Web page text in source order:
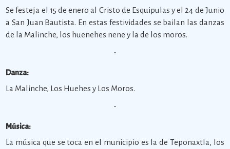
Se festeja el 15 de enero al Cristo de Esquipulas y el 24 de Junio
a San Juan Bautista. En estas festividades se bailan las danzas
de la Malinche, los huenehes nene y la de los moros.
Danza:
La Malinche, Los Huehes y Los Moros.
Música:
La música que se toca en el municipio es la de Teponaxtla, los